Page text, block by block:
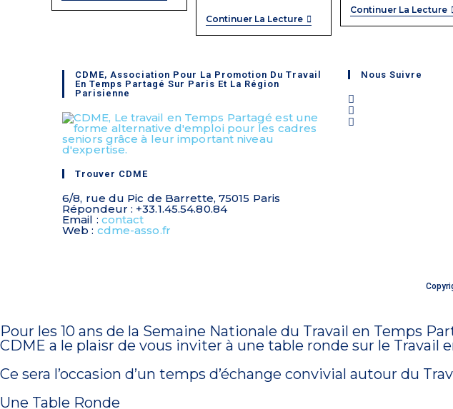
Continuer La Lecture
Continuer La Lecture
CDME, Association Pour La Promotion Du Travail
En Temps Partagé Sur Paris Et La Région
Parisienne
Trouver CDME
6/8, rue du Pic de Barrette, 75015 Paris
Répondeur : +33.1.45.54.80.84
Email : contact
Web : cdme-asso.fr
Nous Suivre
Pour les 10 ans de la Semaine Nationale du Travail en Temps
CDME a le plaisr de vous inviter à une table ronde sur le Travail
Ce sera l’occasion d’un temps d’échange convivial autour du
Une Table Ronde